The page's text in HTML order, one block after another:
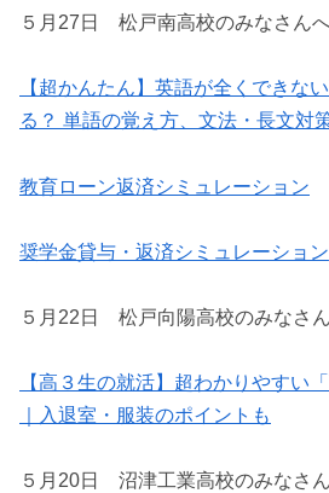
５月27日 松戸南高校のみなさん
【超かんたん】英語が全くできな
る？ 単語の覚え方、文法・長文対
教育ローン返済シミュレーション
奨学金貸与・返済シミュレーション
５月22日 松戸向陽高校のみなさ
【高３生の就活】超わかりやすい
｜入退室・服装のポイントも
５月20日 沼津工業高校のみなさ